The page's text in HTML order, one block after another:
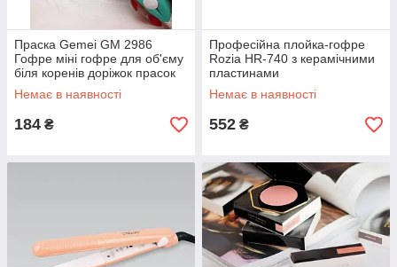
Праска Gemei GM 2986
Гофре міні гофре для об'єму
біля коренів доріжок прасок
для волосся
Немає в наявності
184 ₴
Професійна плойка-гофре
Rozia HR-740 з керамічними
пластинами
Немає в наявності
552 ₴